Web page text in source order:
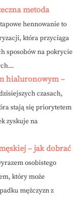
metoda
hennowanie to
która przyciąga
sposobów na pokrycie
hialuronowym –
czasach,
stają się priorytetem
zyskuje na
– jak dobrać
osobistego
który może
mężczyzn z